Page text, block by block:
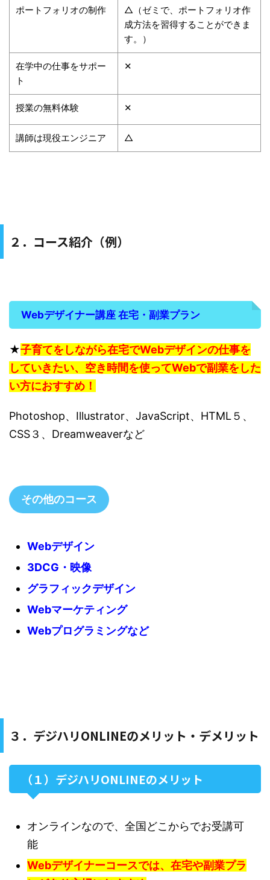
ポートフォリオの制作
△（ゼミで、ポートフォリオ作
成方法を習得することができま
す。）
在学中の仕事をサポー
ト
✕
授業の無料体験 ✕
講師は現役エンジニア △
２．コース紹介（例）
Webデザイナー講座 在宅・副業プラン
★子育てをしながら在宅でWebデザインの仕事を
していきたい、空き時間を使ってWebで副業をした
い方におすすめ！
Photoshop、Illustrator、JavaScript、HTML５、
CSS３、Dreamweaverなど
その他のコース
Webデザイン
3DCG・映像
グラフィックデザイン
Webマーケティング
Webプログラミングなど
３．デジハリONLINEのメリット・デメリット
（１）デジハリONLINEのメリット
オンラインなので、全国どこからでお受講可
能
Webデザイナーコースでは、在宅や副業プラ